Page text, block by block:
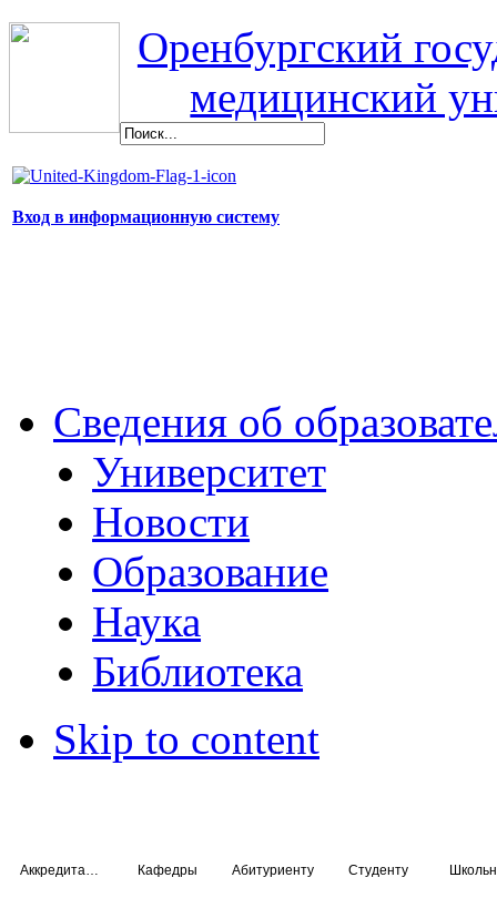
Оренбургский
медицинский
Вход в информационную систему
Сведения об
Университет
Новости
Образование
Наука
Библиотека
Skip to content
Кафедры Абитуриенту Студенту